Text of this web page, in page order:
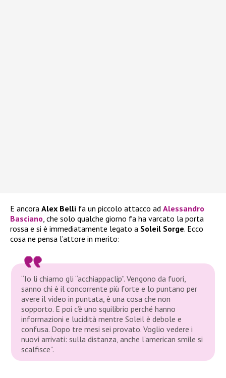
E ancora Alex Belli fa un piccolo attacco ad Alessandro
Basciano , che solo qualche giorno fa ha varcato la porta
rossa e si è immediatamente legato a Soleil Sorge. Ecco
cosa ne pensa l’attore in merito:
“Io li chiamo gli “acchiappaclip”. Vengono da fuori,
sanno chi è il concorrente più forte e lo puntano per
avere il video in puntata, è una cosa che non
sopporto. E poi c’è uno squilibrio perché hanno
informazioni e lucidità mentre Soleil è debole e
confusa. Dopo tre mesi sei provato. Voglio vedere i
nuovi arrivati: sulla distanza, anche l’american smile si
scalfisce”.